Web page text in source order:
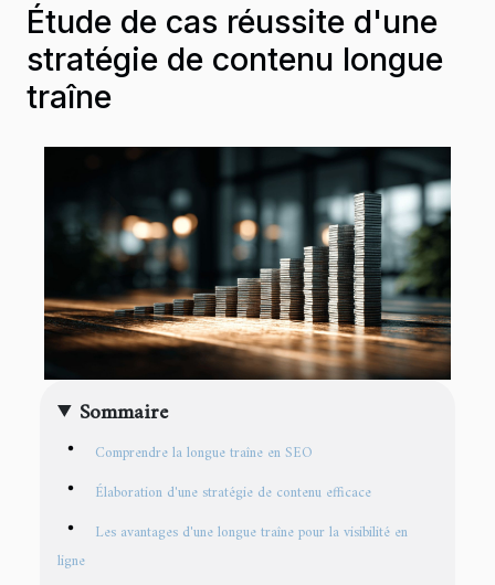
Étude de cas réussite d'une
stratégie de contenu longue
traîne
Sommaire
Comprendre la longue traîne en SEO
Élaboration d'une stratégie de contenu efficace
Les avantages d'une longue traîne pour la visibilité en
ligne